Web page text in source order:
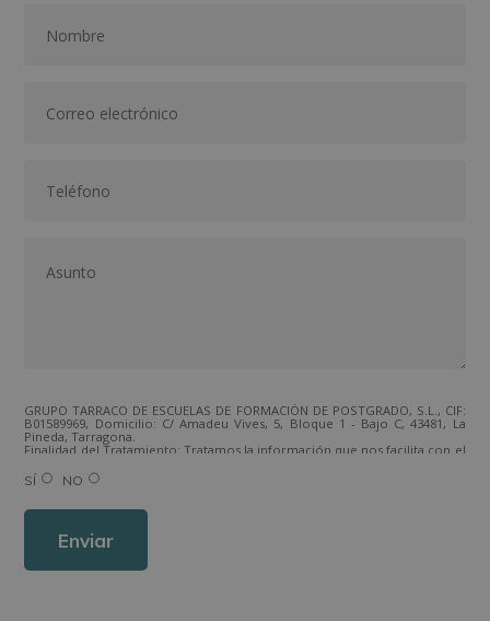
GRUPO TARRACO DE ESCUELAS DE FORMACIÓN DE POSTGRADO, S.L., CIF:
B01589969, Domicilio: C/ Amadeu Vives, 5, Bloque 1 - Bajo C, 43481, La
Pineda, Tarragona.
Finalidad del Tratamiento: Tratamos la información que nos facilita con el
los productos ofrecidos y otros tipo de productos que fueran de su
interés.
Derechos: Puede ejercitar sus derechos identificándose suficientemente,
Para más información consulte nuestra Política de Privacidad.
SÍ NO